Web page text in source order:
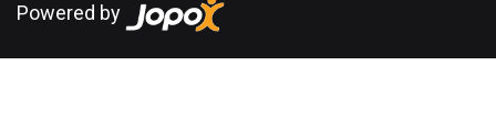
Powered by